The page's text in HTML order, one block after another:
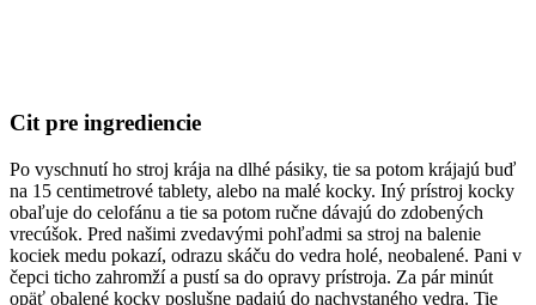
Cit pre ingrediencie
Po vyschnutí ho stroj krája na dlhé pásiky, tie sa potom krájajú buď
na 15 centimetrové tablety, alebo na malé kocky. Iný prístroj kocky
obaľuje do celofánu a tie sa potom ručne dávajú do zdobených
vrecúšok. Pred našimi zvedavými pohľadmi sa stroj na balenie
kociek medu pokazí, odrazu skáču do vedra holé, neobalené. Pani v
čepci ticho zahromží a pustí sa do opravy prístroja. Za pár minút
opäť obalené kocky poslušne padajú do nachystaného vedra. Tie